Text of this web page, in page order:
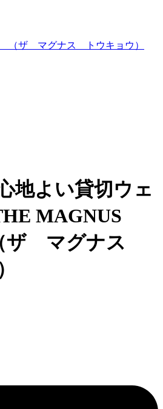
（ザ マグナス トウキョウ）
地よい貸切ウェ
MAGNUS
ザ マグナス